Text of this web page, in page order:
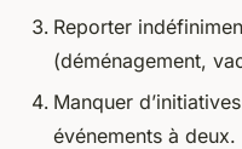
Reporter
(déménagement,
Manquer
événements à deux.